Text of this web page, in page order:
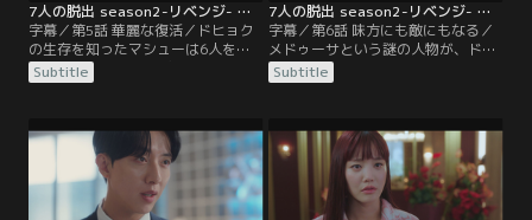
7人の脱出 season2-リベンジ- 第05話／字幕
字幕／第5話 華麗な復活／ドヒョク
の生存を知ったマシューは6人を招
集し、裏切り者をあぶり出そうとす
る。その時、番組に風変わりな格好
味方につけたドヒョクは社会復帰を
Subtitle
7人の脱出 season2-リベンジ- 第06話／字幕
字幕／第6話 味方にも敵にもなる／
メドゥーサという謎の人物が、ドヒ
ョクにソウル市長のスキャンダルを
予告し、それが現実になる。一方、
り、ハンナの生存をラヒに知られて
しまう。
Subtitle